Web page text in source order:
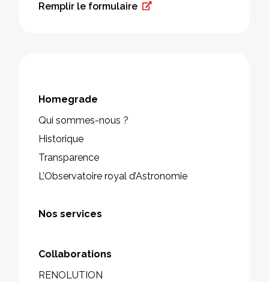
Remplir le formulaire
Homegrade
Qui sommes-nous ?
Historique
Transparence
L’Observatoire royal d’Astronomie
Nos services
Collaborations
RENOLUTION